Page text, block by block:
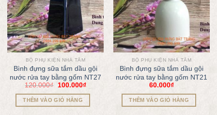
BỘ PHỤ KIỆN NHÀ TẮM
Bình đựng sữa tắm dầu gội
nước rửa tay bằng gốm NT27
120.000₫ 100.000₫
THÊM VÀO GIỎ HÀNG
BỘ PHỤ KIỆN NHÀ TẮM
Bình đựng sữa tắm dầu gội
nước rửa tay bằng gốm NT21
60.000₫
THÊM VÀO GIỎ HÀNG